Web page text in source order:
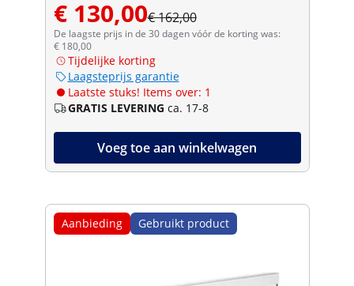
€ 130,00€ 162,00
De laagste prijs in de 30 dagen vóór de korting was:
€ 180,00
Tijdelijke korting
Laagsteprijs garantie
Laatste stuks! Items over: 1
GRATIS LEVERING ca. 17-8
Voeg toe aan winkelwagen
Aanbieding Gebruikt product